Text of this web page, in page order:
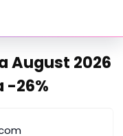
August 2026
-26%